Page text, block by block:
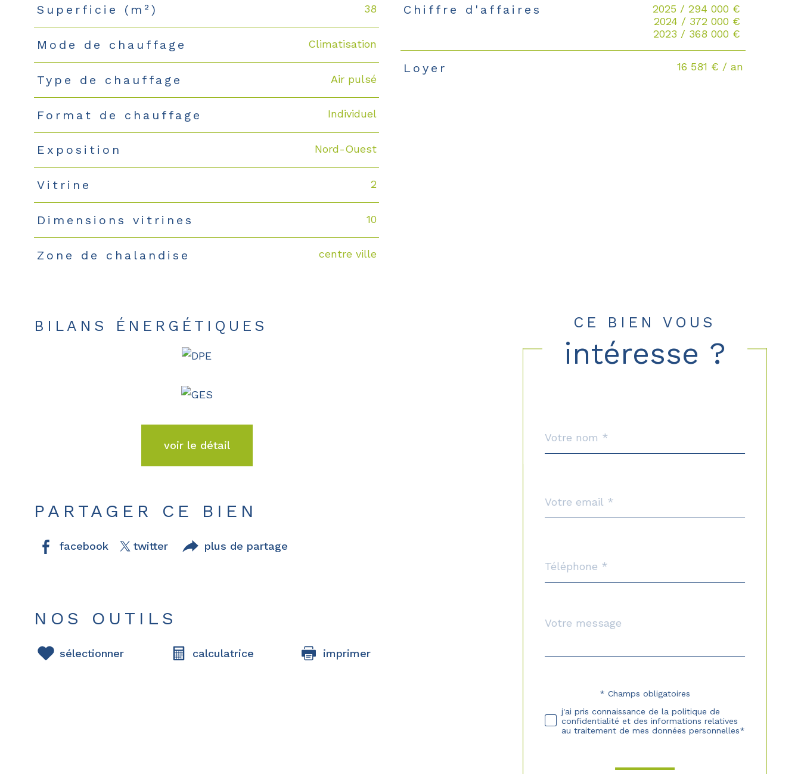
Superficie (m²) 38
Mode de chauffage Climatisation
Type de chauffage Air pulsé
Format de chauffage Individuel
Exposition Nord-Ouest
Vitrine 2
Dimensions vitrines 10
Zone de chalandise centre ville
Chiffre d'affaires
2025 / 294 000 €
2024 / 372 000 €
2023 / 368 000 €
Loyer 16 581 € / an
BILANS ÉNERGÉTIQUES
voir le détail
PARTAGER CE BIEN
facebook twitter plus de partage
NOS OUTILS
sélectionner calculatrice imprimer
CE BIEN VOUS
intéresse ?
par
*
*
*
Fieldset
défaut
Message
*
Validation* Champs obligatoires
j'ai pris connaissance de la politique de
confidentialité et des informations relatives
au traitement de mes données personnelles*